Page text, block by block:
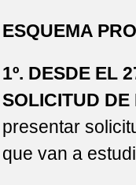
ESQUEMA
1º. DESDE EL
SOLICITUD
presentar
que van a